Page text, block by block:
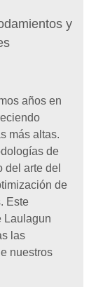
y
años en
más altas.
de
del arte del
de
Este
Laulagun
las
nuestros